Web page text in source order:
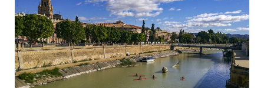
de
Palos
y
alrededores